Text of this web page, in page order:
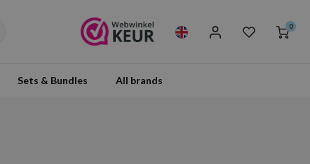
0
Sets & Bundles All brands